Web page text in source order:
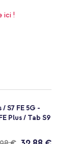
ici !
S7 FE 5G -
Plus / Tab S9